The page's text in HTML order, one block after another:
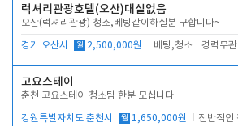
럭셔리관광호텔(오산)대실없음
오산(럭셔리관광) 청소,베팅같이하실분 구합니다~
경기 오산시 월 2,500,000원 베팅,청소 경력무관
고요스테이
춘천 고요스테이 청소팀 한분 모십니다
강원특별자치도 춘천시 월 1,650,000원